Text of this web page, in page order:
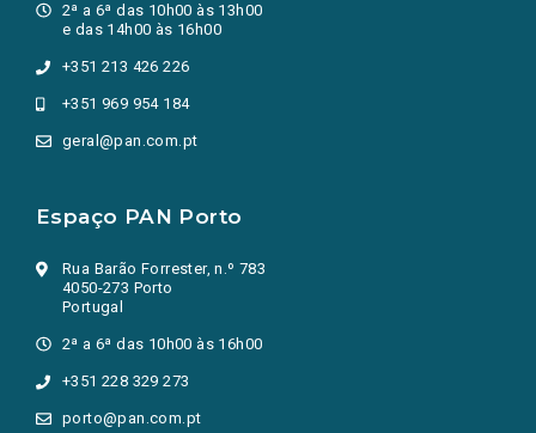
2ª a 6ª das 10h00 às 13h00
e das 14h00 às 16h00
+351 213 426 226
+351 969 954 184
geral@pan.com.pt
Espaço PAN Porto
Rua Barão Forrester, n.º 783
4050-273 Porto
Portugal
2ª a 6ª das 10h00 às 16h00
+351 228 329 273
porto@pan.com.pt